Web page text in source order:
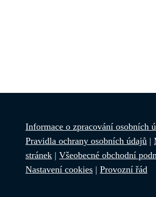
Informace o zpracování osobních
Pravidla ochrany osobních údajů |
stránek | Všeobecné obchodní
Nastavení cookies | Provozní řád